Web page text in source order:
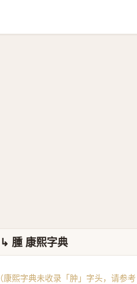
↳ 腫 康熙字典
（康熙字典未收录「肿」字头，请参